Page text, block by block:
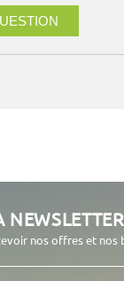
nos offres et nos